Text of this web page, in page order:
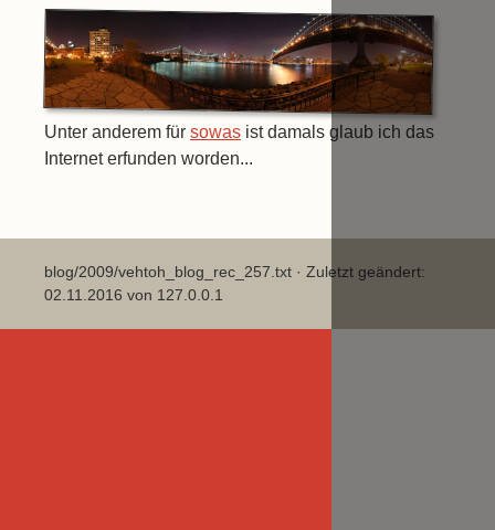
Unter anderem für sowas ist damals glaub ich das
Internet erfunden worden...
blog/2009/vehtoh_blog_rec_257.txt · Zuletzt geändert:
02.11.2016 von 127.0.0.1